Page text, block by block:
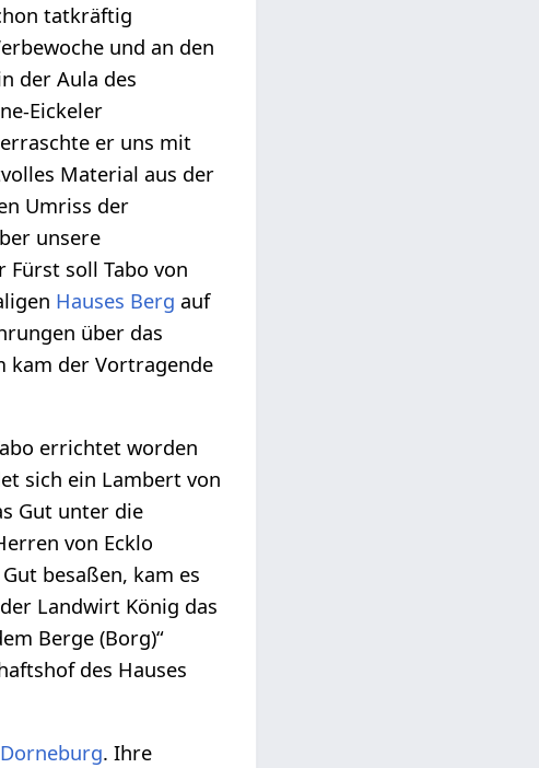
tatkräftig
und an den
der Aula des
­Eickeler
er uns mit
Material aus der
Umriss der
unsere
soll Tabo von
Hauses Berg auf
über das
kam der Vortragende
errichtet worden
sich ein Lambert von
Gut unter die
von Ecklo
besaßen, kam es
Landwirt König das
Berge (Borg)“
des Hauses
Dorneburg. Ihre